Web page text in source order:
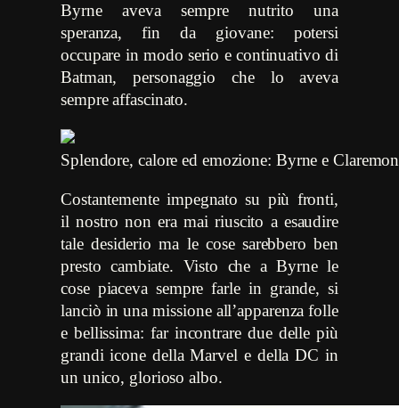
Byrne aveva sempre nutrito una
speranza, fin da giovane: potersi
occupare in modo serio e continuativo di
Batman, personaggio che lo aveva
sempre affascinato.
Splendore, calore ed emozione: Byrne e
Costantemente impegnato su più fronti,
il nostro non era mai riuscito a esaudire
tale desiderio ma le cose sarebbero ben
presto cambiate. Visto che a Byrne le
cose piaceva sempre farle in grande, si
lanciò in una missione all’apparenza folle
e bellissima: far incontrare due delle più
grandi icone della Marvel e della DC in
un unico, glorioso albo.